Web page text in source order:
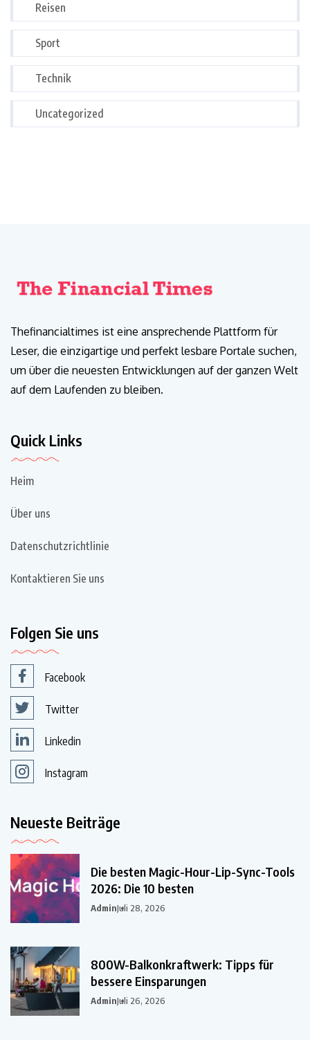
Reisen
Sport
Technik
Uncategorized
Thefinancialtimes ist eine ansprechende Plattform für
Leser, die einzigartige und perfekt lesbare Portale suchen,
um über die neuesten Entwicklungen auf der ganzen Welt
auf dem Laufenden zu bleiben.
Quick Links
Heim
Über uns
Datenschutzrichtlinie
Kontaktieren Sie uns
Folgen Sie uns
Facebook
Twitter
Linkedin
Instagram
Neueste Beiträge
Die besten Magic-Hour-Lip-Sync-Tools
2026: Die 10 besten
AdminJuli 28, 2026
800W-Balkonkraftwerk: Tipps für
bessere Einsparungen
AdminJuli 26, 2026